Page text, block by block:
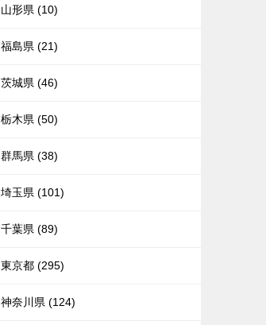
山形県 (10)
福島県 (21)
茨城県 (46)
栃木県 (50)
群馬県 (38)
埼玉県 (101)
千葉県 (89)
東京都 (295)
神奈川県 (124)